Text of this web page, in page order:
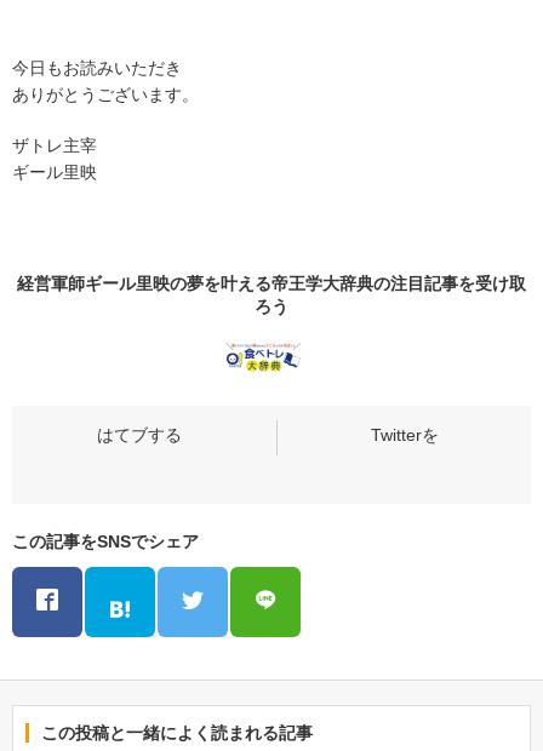
今日もお読みいただき
ありがとうございます。
ザトレ主宰
ギール里映
経営軍師ギール里映の夢を叶える帝王学大辞典の注目記事を受け取
ろう
この記事をSNSでシェア
この投稿と一緒によく読まれる記事